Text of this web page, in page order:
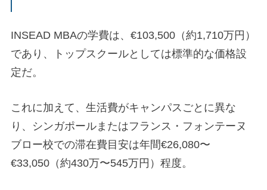
INSEAD MBAの学費は、€103,500（約1,710万円）
であり、トップスクールとしては標準的な価格設
定だ。
これに加えて、生活費がキャンパスごとに異な
り、シンガポールまたはフランス・フォンテーヌ
ブロー校での滞在費目安は年間€26,080〜
€33,050（約430万〜545万円）程度。